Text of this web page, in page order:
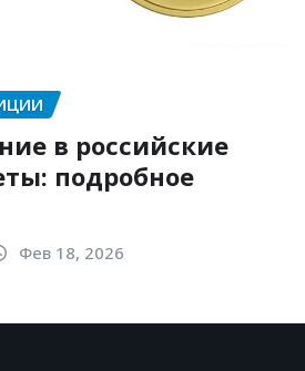
в российские
подробное
Фев 18, 2026